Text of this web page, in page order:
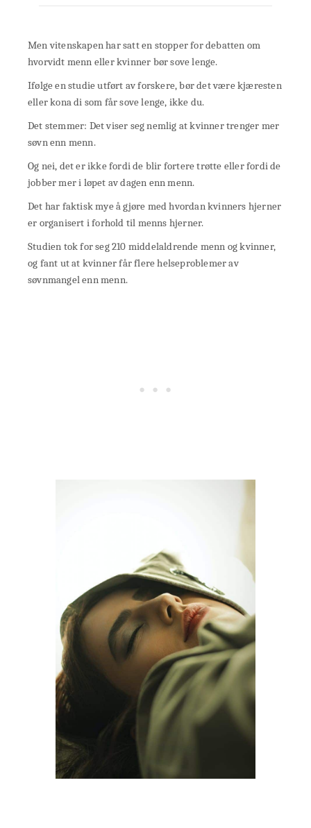
Men vitenskapen har satt en stopper for debatten om
hvorvidt menn eller kvinner bør sove lenge.
Ifølge en studie utført av forskere, bør det være kjæresten
eller kona di som får sove lenge, ikke du.
Det stemmer: Det viser seg nemlig at kvinner trenger mer
søvn enn menn.
Og nei, det er ikke fordi de blir fortere trøtte eller fordi de
jobber mer i løpet av dagen enn menn.
Det har faktisk mye å gjøre med hvordan kvinners hjerner
er organisert i forhold til menns hjerner.
Studien tok for seg 210 middelaldrende menn og kvinner,
og fant ut at kvinner får flere helseproblemer av
søvnmangel enn menn.